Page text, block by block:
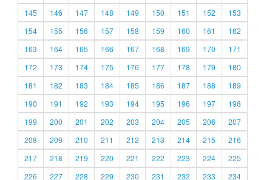
145
146 147 148 149 150 151 152
153
154
155 156 157 158 159 160 161
162
163
164 165 166 167 168 169 170
171
172
173 174 175 176 177 178 179
180
181
182 183 184 185 186 187 188
189
190
191 192 193 194 195 196 197
198
199
200 201 202 203 204 205 206
207
208
209 210 211 212 213 214 215
216
217
218 219 220 221 222 223 224
225
226
227 228 229 230 231 232 233
234